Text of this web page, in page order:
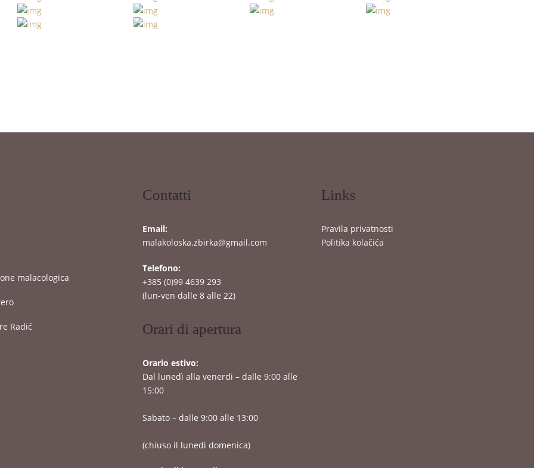
malacologica
Radić
Contatti
Email:
malakoloska.zbirka@gmail.com
Telefono:
+385 (0)99 4639 293
(lun-ven dalle 8 alle 22)
Orari di apertura
Orario estivo:
Dal lunedì alla venerdi – dalle 9:00 alle
15:00
Sabato – dalle 9:00 alle 13:00
(chiuso il lunedì domenica)
Links
Pravila privatnosti
Politika kolačića